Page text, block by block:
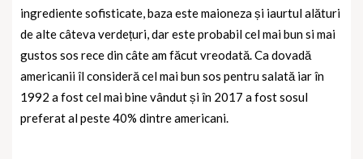
ingrediente sofisticate, baza este maioneza și iaurtul alături
de alte câteva verdețuri, dar este probabil cel mai bun si mai
gustos sos rece din câte am făcut vreodată. Ca dovadă
americanii îl consideră cel mai bun sos pentru salată iar în
1992 a fost cel mai bine vândut și în 2017 a fost sosul
preferat al peste 40% dintre americani.